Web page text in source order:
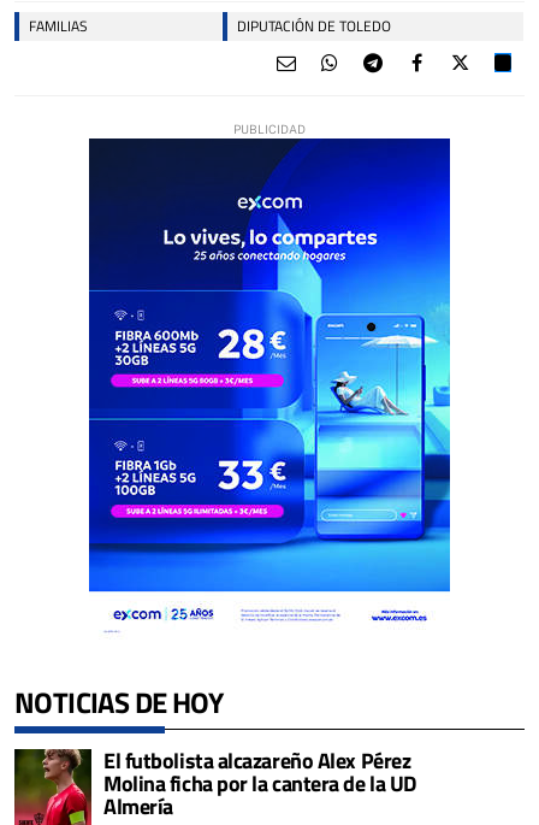
FAMILIAS DIPUTACIÓN DE TOLEDO
NOTICIAS DE HOY
El futbolista alcazareño Alex Pérez
Molina ficha por la cantera de la UD
Almería